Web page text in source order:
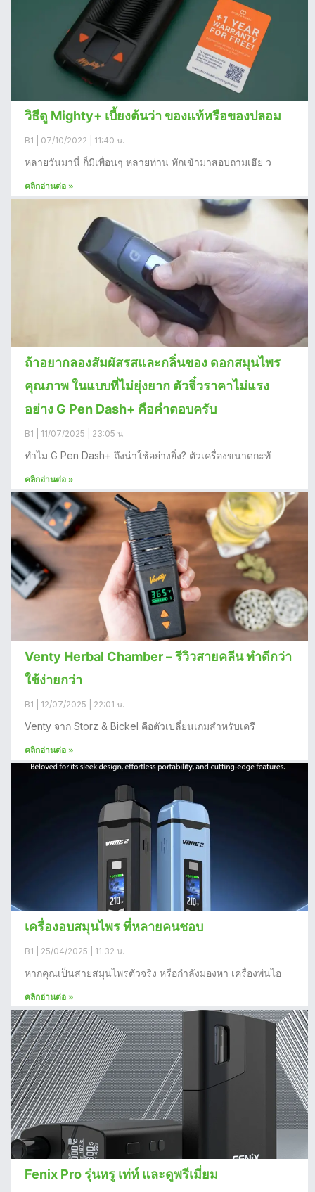
วิธีดู Mighty+ เบี้ยงต้นว่า ของแท้หรือของปลอม
B1 07/10/2022 11:40 น.
หลายวันมานี่ ก็มีเพื่อนๆ หลายท่าน ทักเข้ามาสอบถามเฮีย ว
คลิกอ่านต่อ »
ถ้าอยากลองสัมผัสรสและกลิ่นของ ดอกสมุนไพร
คุณภาพ ในแบบที่ไม่ยุ่งยาก ตัวจิ๋วราคาไม่แรง
อย่าง G Pen Dash+ คือคำตอบครับ
B1 11/07/2025 23:05 น.
ทำไม G Pen Dash+ ถึงน่าใช้อย่างยิ่ง? ตัวเครื่องขนาดกะทั
คลิกอ่านต่อ »
Venty Herbal Chamber – รีวิวสายคลีน ทำดีกว่า
ใช้ง่ายกว่า
B1 12/07/2025 22:01 น.
Venty จาก Storz & Bickel คือตัวเปลี่ยนเกมสำหรับเครื
คลิกอ่านต่อ »
เครื่องอบสมุนไพร ที่หลายคนชอบ
B1 25/04/2025 11:32 น.
หากคุณเป็นสายสมุนไพรตัวจริง หรือกำลังมองหา เครื่องพ่นไอ
คลิกอ่านต่อ »
Fenix Pro รุ่นหรู เท่ห์ และดูพรีเมี่ยม